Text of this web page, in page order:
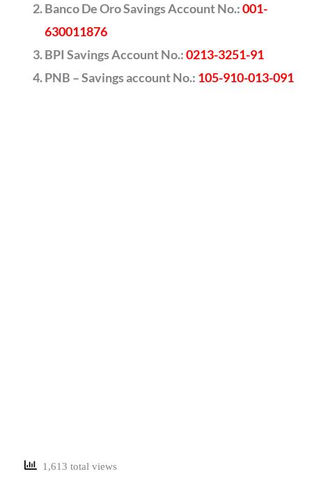
Banco De Oro Savings Account No.:001-
630011876
BPI Savings Account No.:0213-3251-91
PNB – Savings account No.: 105-910-013-091
1,613 total views